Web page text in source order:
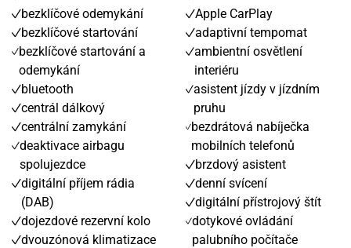
bezklíčové odemykání
bezklíčové startování
bezklíčové startování a
odemykání
bluetooth
centrál dálkový
centrální zamykání
deaktivace airbagu
spolujezdce
digitální příjem rádia
(DAB)
dojezdové rezervní kolo
dvouzónová klimatizace
Apple CarPlay
adaptivní tempomat
ambientní osvětlení
interiéru
asistent jízdy v jízdním
pruhu
bezdrátová nabíječka
mobilních telefonů
brzdový asistent
denní svícení
digitální přístrojový štít
dotykové ovládání
palubního počítače